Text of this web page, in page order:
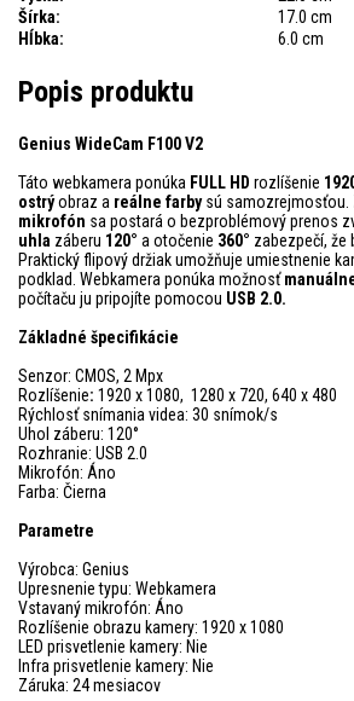
Šírka:
17.0 cm
Hĺbka:
6.0 cm
Popis produktu
Genius WideCam F100 V2
Táto webkamera ponúka FULL HD rozlíšenie
ostrýobraz a reálne farbysú samozrejmosťou.
mikrofón sa postará o bezproblémový prenos
uhla záberu 120° a otočenie 360° zabezpečí, že
Praktický flipový držiak umožňuje umiestnenie
podklad. Webkamera ponúka možnosť
počítaču ju pripojíte pomocou USB 2.0.
Základné špecifikácie
Senzor: CMOS, 2 Mpx
Rozlíšenie: 1920 x 1080, 1280 x 720, 640 x 480
Rýchlosť snímania videa: 30 snímok/s
Uhol záberu: 120°
Rozhranie: USB 2.0
Mikrofón: Áno
Farba: Čierna
Parametre
Výrobca: Genius
Upresnenie typu: Webkamera
Vstavaný mikrofón: Áno
Rozlíšenie obrazu kamery: 1920 x 1080
LED prisvetlenie kamery: Nie
Infra prisvetlenie kamery: Nie
Záruka: 24 mesiacov